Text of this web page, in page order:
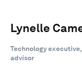
Lynelle
Technology
advisor